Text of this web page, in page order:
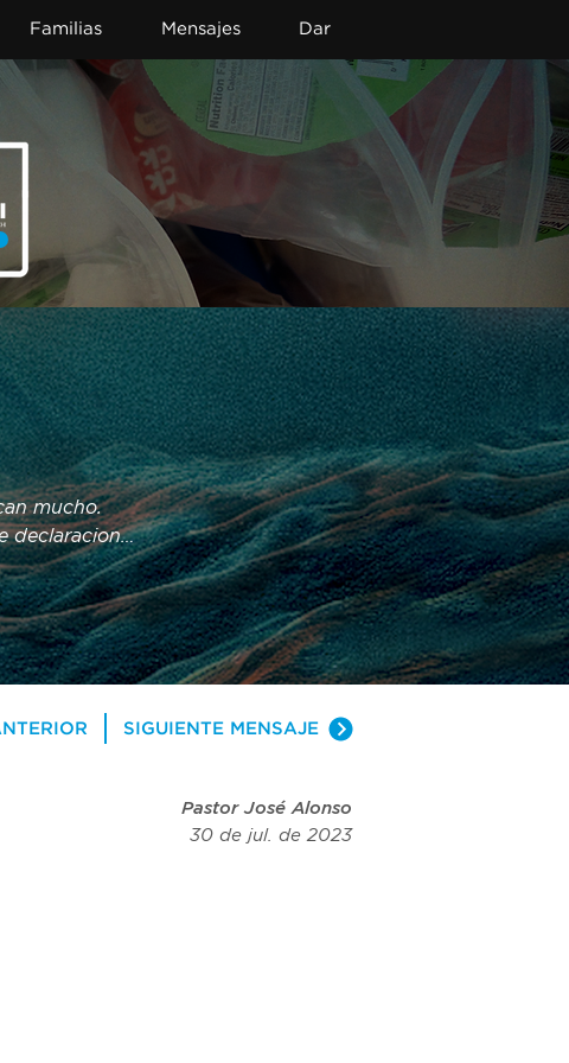
Familias Mensajes Dar
mucho.
declaraciones
y
SIGUIENTE MENSAJE
Pastor José Alonso
30 de jul. de 2023